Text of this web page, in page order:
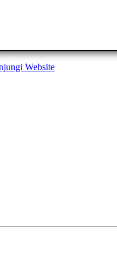
Website